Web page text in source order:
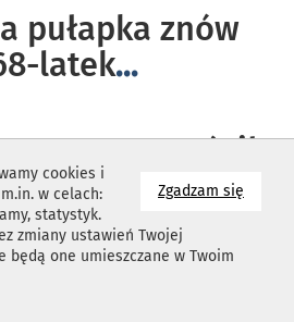
Zgadzam się
cookies i
w celach:
statystyk.
zmiany ustawień Twojej
będą one umieszczane w Twoim
pułapka znów
latek...
przewrócił
...
narysowały